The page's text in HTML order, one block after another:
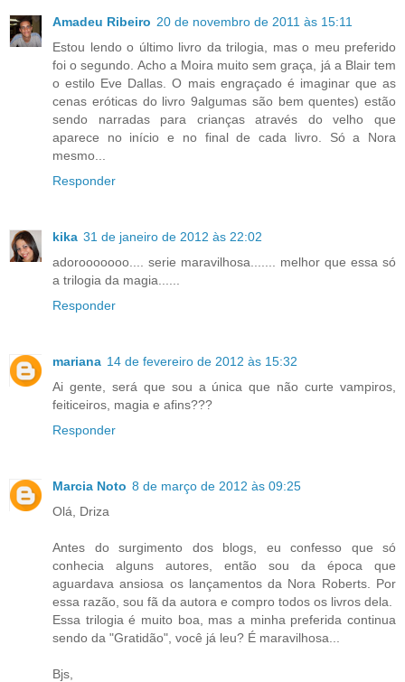
Amadeu Ribeiro 20 de novembro de 2011 às 15:11
Estou lendo o último livro da trilogia, mas o meu preferido
foi o segundo. Acho a Moira muito sem graça, já a Blair tem
o estilo Eve Dallas. O mais engraçado é imaginar que as
cenas eróticas do livro 9algumas são bem quentes) estão
sendo narradas para crianças através do velho que
aparece no início e no final de cada livro. Só a Nora
mesmo...
Responder
kika 31 de janeiro de 2012 às 22:02
adorooooooo.... serie maravilhosa....... melhor que essa só
a trilogia da magia......
Responder
mariana 14 de fevereiro de 2012 às 15:32
Ai gente, será que sou a única que não curte vampiros,
feiticeiros, magia e afins???
Responder
Marcia Noto 8 de março de 2012 às 09:25
Olá, Driza
Antes do surgimento dos blogs, eu confesso que só
conhecia alguns autores, então sou da época que
aguardava ansiosa os lançamentos da Nora Roberts. Por
essa razão, sou fã da autora e compro todos os livros dela.
Essa trilogia é muito boa, mas a minha preferida continua
sendo da "Gratidão", você já leu? É maravilhosa...
Bjs,